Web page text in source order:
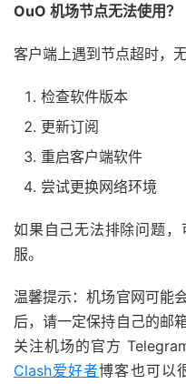
OuO 机场节点无法使用？
客户端上遇到节点超时，
检查软件版本
更新订阅
重启客户端软件
尝试更换网络环境
如果自己无法排除问题
服。
温馨提示：机场官网可能
后，请一定保持自己的邮
关注机场的官方
Clash爱好者博客也可以